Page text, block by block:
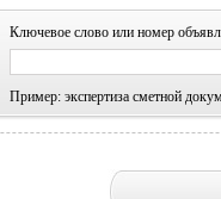
Ключевое слово или номер
Пример: экспертиза сметной